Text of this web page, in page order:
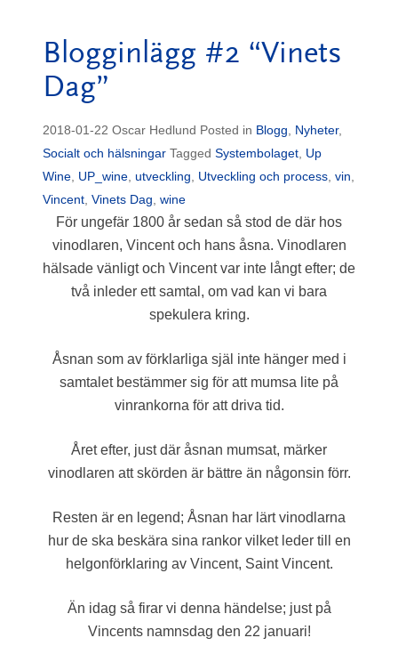
Blogginlägg #2 “Vinets
Dag”
2018-01-22 Oscar Hedlund Posted in Blogg, Nyheter,
Socialt och hälsningar Tagged Systembolaget, Up
Wine, UP_wine, utveckling, Utveckling och process, vin,
Vincent, Vinets Dag, wine
För ungefär 1800 år sedan så stod de där hos
vinodlaren, Vincent och hans åsna. Vinodlaren
hälsade vänligt och Vincent var inte långt efter; de
två inleder ett samtal, om vad kan vi bara
spekulera kring.
Åsnan som av förklarliga själ inte hänger med i
samtalet bestämmer sig för att mumsa lite på
vinrankorna för att driva tid.
Året efter, just där åsnan mumsat, märker
vinodlaren att skörden är bättre än någonsin förr.
Resten är en legend; Åsnan har lärt vinodlarna
hur de ska beskära sina rankor vilket leder till en
helgonförklaring av Vincent, Saint Vincent.
Än idag så firar vi denna händelse; just på
Vincents namnsdag den 22 januari!